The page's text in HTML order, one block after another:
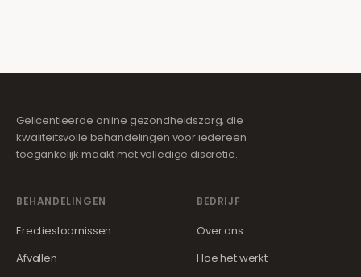
Gelicentieerde online gezondheidszorg, die
kwaliteitsvolle behandelingen voor iedereen
toegankelijk maakt met volledige discretie.
BEHANDELINGEN
Erectiestoornissen
Afvallen
BEDRIJF
Over ons
Hoe het werkt